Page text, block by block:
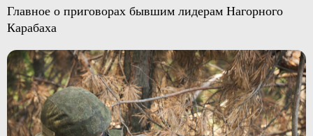
Главное о приговорах бывшим лидерам Нагорного
Карабаха